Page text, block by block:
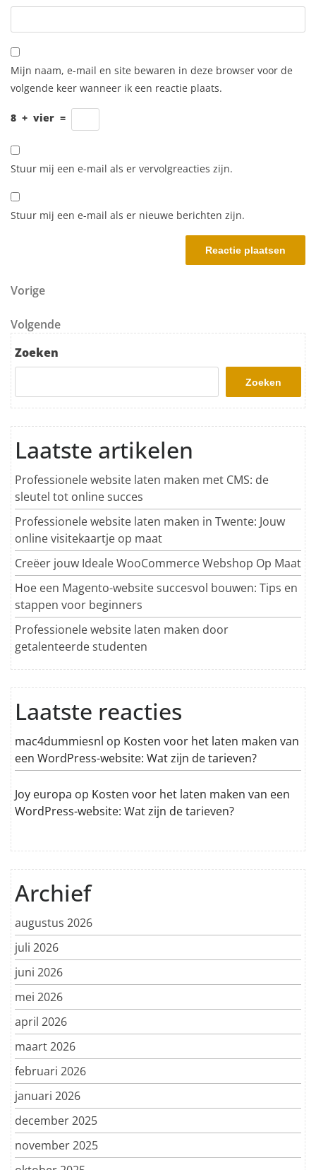
Mijn naam, e-mail en site bewaren in deze browser voor de
volgende keer wanneer ik een reactie plaats.
8 + vier =
Stuur mij een e-mail als er vervolgreacties zijn.
Stuur mij een e-mail als er nieuwe berichten zijn.
Berichtnavigatie
Vorig bericht
Vorige
Volgend bericht
Volgende
Zoeken
Zoeken
Laatste artikelen
Professionele website laten maken met CMS: de
sleutel tot online succes
Professionele website laten maken in Twente: Jouw
online visitekaartje op maat
Creëer jouw Ideale WooCommerce Webshop Op Maat
Hoe een Magento-website succesvol bouwen: Tips en
stappen voor beginners
Professionele website laten maken door
getalenteerde studenten
Laatste reacties
mac4dummiesnl op Kosten voor het laten maken van
een WordPress-website: Wat zijn de tarieven?
Joy europa op Kosten voor het laten maken van een
WordPress-website: Wat zijn de tarieven?
Archief
augustus 2026
juli 2026
juni 2026
mei 2026
april 2026
maart 2026
februari 2026
januari 2026
december 2025
november 2025